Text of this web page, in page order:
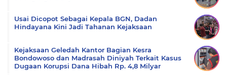
Usai Dicopot Sebagai Kepala BGN, Dadan
Hindayana Kini Jadi Tahanan Kejaksaan
Kejaksaan Geledah Kantor Bagian Kesra
Bondowoso dan Madrasah Diniyah Terkait Kasus
Dugaan Korupsi Dana Hibah Rp. 4,8 Milyar